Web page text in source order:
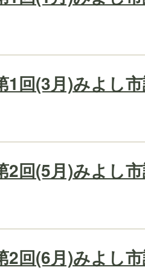
1回(3月)みよし
2回(5月)みよし
2回(6月)みよし